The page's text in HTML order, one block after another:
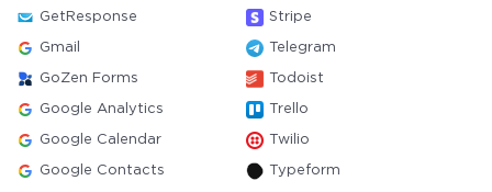
GetResponse Stripe
Gmail Telegram
GoZen Forms Todoist
Google Analytics Trello
Google Calendar Twilio
Google Contacts Typeform